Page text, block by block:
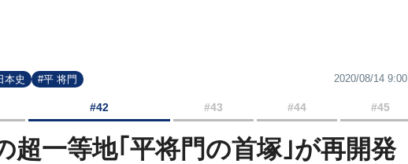
本史 #平 将門 2020/08/14 9:00
#42 #43 #44 #45
超一等地｢平将門の首塚｣が再開発